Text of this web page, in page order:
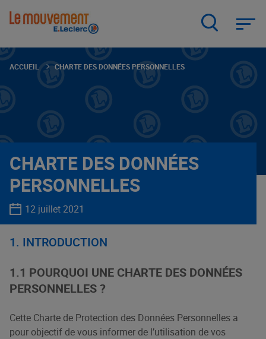
ACCUEIL CHARTE DES DONNÉES PERSONNELLES
CHARTE DES DONNÉES
PERSONNELLES
12 juillet 2021
1. INTRODUCTION
1.1 POURQUOI UNE CHARTE DES DONNÉES
PERSONNELLES ?
Cette Charte de Protection des Données Personnelles a
pour objectif de vous informer de l’utilisation de vos